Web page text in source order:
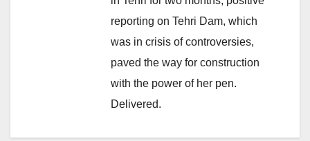
reporting on Tehri Dam, which
was in crisis of controversies,
paved the way for construction
with the power of her pen.
Delivered.